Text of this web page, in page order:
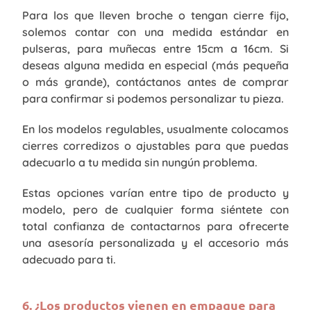
Para los que lleven broche o tengan cierre fijo,
solemos contar con una medida estándar en
pulseras, para muñecas entre 15cm a 16cm. Si
deseas alguna medida en especial (más pequeña
o más grande), contáctanos antes de comprar
para confirmar si podemos personalizar tu pieza.
En los modelos regulables, usualmente colocamos
cierres corredizos o ajustables para que puedas
adecuarlo a tu medida sin nungún problema.
Estas opciones varían entre tipo de producto y
modelo, pero de cualquier forma siéntete con
total confianza de contactarnos para ofrecerte
una asesoría personalizada y el accesorio más
adecuado para ti.
6. ¿Los productos vienen en empaque para